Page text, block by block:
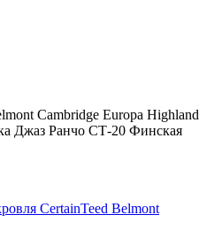
Cambridge Europa Highland
Джаз Ранчо СТ-20 Финская
CertainTeed Belmont